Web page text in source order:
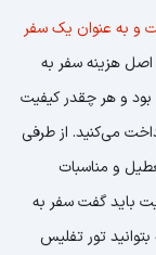
و به عنوان یک سفر
اصل هزینه سفر به
و هر چقدر کیفیت
می‌کنید. از طرفی
و مناسبات
باید گفت سفر به
تور تفلیس